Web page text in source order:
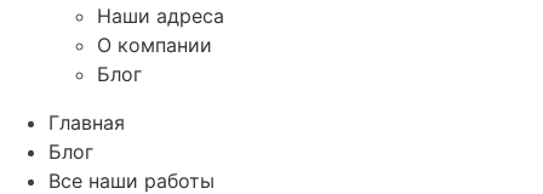
Наши адреса
О компании
Блог
Главная
Блог
Все наши работы